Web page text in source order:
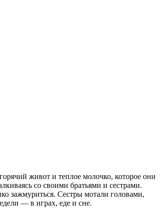
живот и теплое молочко, которое они
со своими братьями и сестрами.
зажмуриться. Сестры мотали головами,
— в играх, еде и сне.